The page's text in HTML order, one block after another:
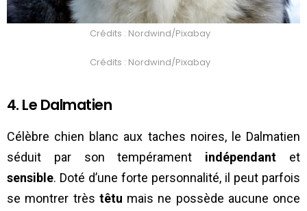
Crédits : Nordwind/Pixabay
Crédits : Nordwind/Pixabay
4. Le Dalmatien
Célèbre chien blanc aux taches noires, le Dalmatien
séduit par son tempérament indépendant et
sensible. Doté d’une forte personnalité, il peut parfois
se montrer très têtu mais ne possède aucune once